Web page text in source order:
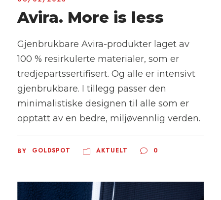
Avira. More is less
Gjenbrukbare Avira-produkter laget av
100 % resirkulerte materialer, som er
tredjepartssertifisert. Og alle er intensivt
gjenbrukbare. I tillegg passer den
minimalistiske designen til alle som er
opptatt av en bedre, miljøvennlig verden.
BY GOLDSPOT AKTUELT 0